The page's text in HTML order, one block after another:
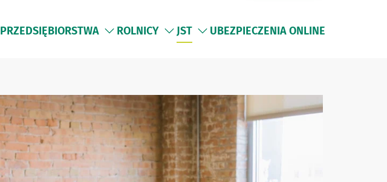
PRZEDSIĘBIORSTWA ROLNICY JST UBEZPIECZENIA ONLINE